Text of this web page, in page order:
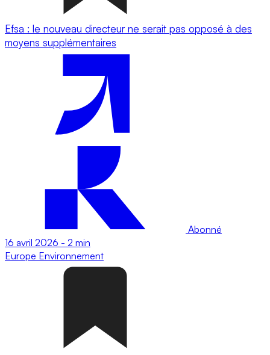
Efsa : le nouveau directeur ne serait pas opposé à des
moyens supplémentaires
Abonné
16 avril 2026 - 2 min
Europe Environnement